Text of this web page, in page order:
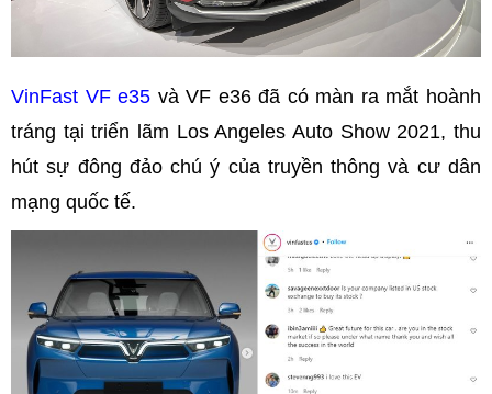
VinFast VF e35 và VF e36 đã có màn ra mắt hoành
tráng tại triển lãm Los Angeles Auto Show 2021, thu
hút sự đông đảo chú ý của truyền thông và cư dân
mạng quốc tế.